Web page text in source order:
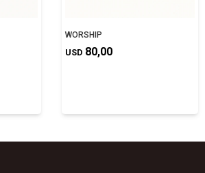
WORSHIP
USD 80,00